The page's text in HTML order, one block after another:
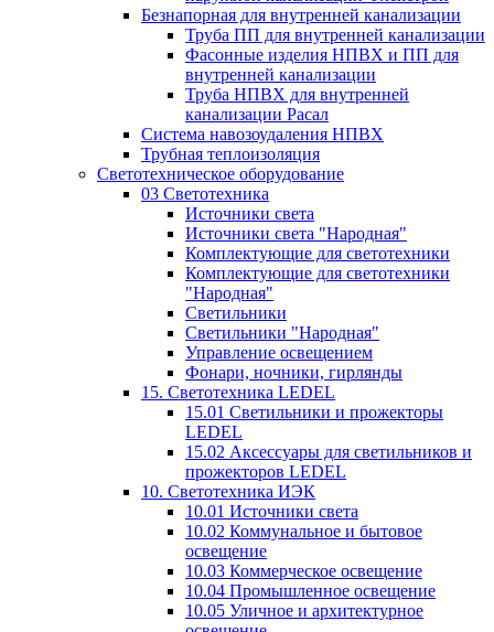
Безнапорная для внутренней канализации
Труба ПП для внутренней канализации
Фасонные изделия НПВХ и ПП для
внутренней канализации
Труба НПВХ для внутренней
канализации Расал
Система навозоудаления НПВХ
Трубная теплоизоляция
Светотехническое оборудование
03 Светотехника
Источники света
Источники света "Народная"
Комплектующие для светотехники
Комплектующие для светотехники
"Народная"
Светильники
Светильники "Народная"
Управление освещением
Фонари, ночники, гирлянды
15. Светотехника LEDEL
15.01 Светильники и прожекторы
LEDEL
15.02 Аксессуары для светильников и
прожекторов LEDEL
10. Светотехника ИЭК
10.01 Источники света
10.02 Коммунальное и бытовое
освещение
10.03 Коммерческое освещение
10.04 Промышленное освещение
10.05 Уличное и архитектурное